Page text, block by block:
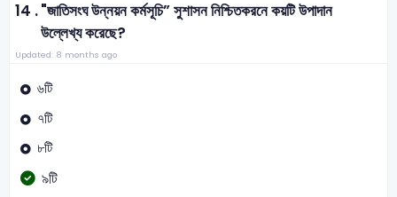
14 ."জাতিসংঘ উন্নয়ন কর্মসূচি” সুশাসন নিশ্চিতকরনে কয়টি উপাদান
উল্লেখ্য করেছে?
Updated: 8 months ago
৬টি
৭টি
৮টি
৯টি